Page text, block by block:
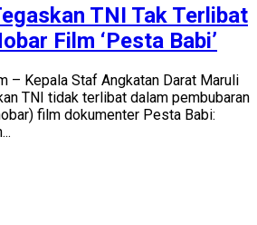
TNI Tak Terlibat
Film ‘Pesta Babi’
– Kepala Staf Angkatan Darat Maruli
TNI tidak terlibat dalam pembubaran
film dokumenter Pesta Babi: